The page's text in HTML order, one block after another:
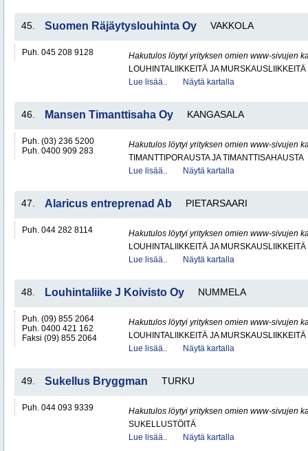
45. Suomen Räjäytyslouhinta Oy VAKKOLA
Puh. 045 208 9128
Hakutulos löytyi yrityksen omien www-sivujen
LOUHINTALIIKKEITÄ JA MURSKAUSLIIKKEITÄ
Lue lisää..
Näytä kartalla
46. Mansen Timanttisaha Oy KANGASALA
Puh. (03) 236 5200
Puh. 0400 909 283
Hakutulos löytyi yrityksen omien www-sivujen
TIMANTTIPORAUSTA JA TIMANTTISAHAUSTA
Lue lisää..
Näytä kartalla
47. Alaricus entreprenad Ab PIETARSAARI
Puh. 044 282 8114
Hakutulos löytyi yrityksen omien www-sivujen
LOUHINTALIIKKEITÄ JA MURSKAUSLIIKKEITÄ
Lue lisää..
Näytä kartalla
48. Louhintaliike J Koivisto Oy NUMMELA
Puh. (09) 855 2064
Puh. 0400 421 162
Faksi (09) 855 2064
Hakutulos löytyi yrityksen omien www-sivujen
LOUHINTALIIKKEITÄ JA MURSKAUSLIIKKEITÄ
Lue lisää..
Näytä kartalla
49. Sukellus Bryggman TURKU
Puh. 044 093 9339
Hakutulos löytyi yrityksen omien www-sivujen
SUKELLUSTÖITÄ
Lue lisää..
Näytä kartalla